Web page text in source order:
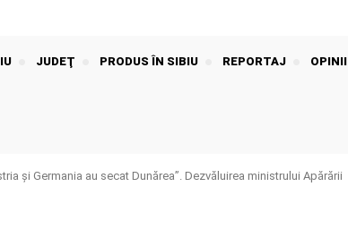
JUDEŢ PRODUS ÎN SIBIU REPORTAJ OPINII
și Germania au secat Dunărea”. Dezvăluirea ministrului Apărării